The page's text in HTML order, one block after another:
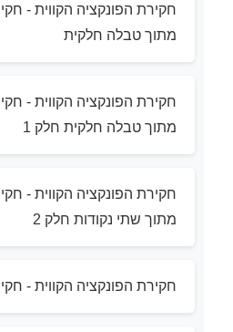
חקירת הפונקציה הקווית -
מתוך טבלה חלקית
חקירת הפונקציה הקווית -
מתוך טבלה חלקית חלק 1
חקירת הפונקציה הקווית -
מתוך שתי נקודות חלק 2
חקירת הפונקציה הקווית -